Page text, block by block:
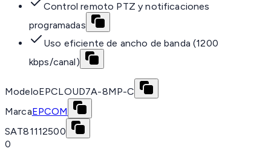
Control remoto PTZ y notificaciones
programadas
Uso eficiente de ancho de banda (1200
kbps/canal)
ModeloEPCLOUD7A-8MP-C
MarcaEPCOM
SAT81112500
0